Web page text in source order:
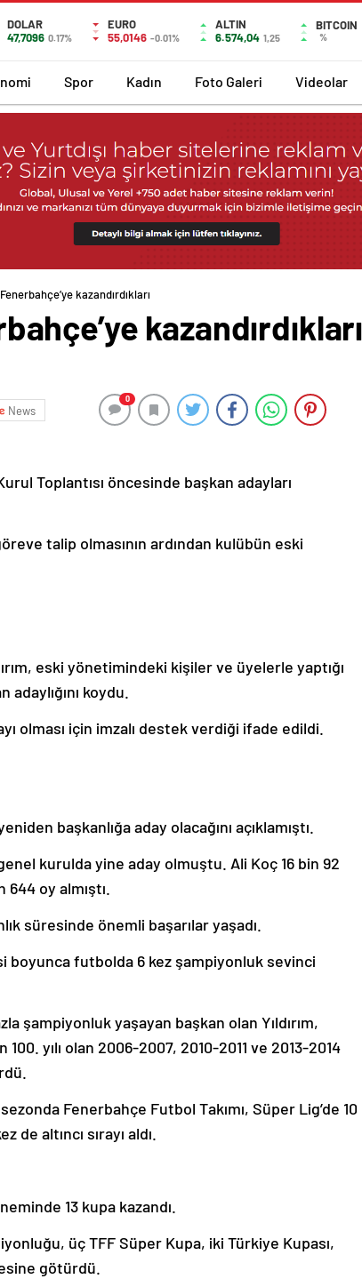
DOLAR
47,7096 0.17%
EURO
55,0146 -0.01%
ALTIN
6.574,04 1,25
BITCOIN
%
Spor Kadın Foto Galeri Videolar
Fenerbahçe’ye kazandırdıkları
kazandırdıkları
News
0
Toplantısı öncesinde başkan adayları
talip olmasının ardından kulübün eski
eski yönetimindeki kişiler ve üyelerle yaptığı
koydu.
olması için imzalı destek verdiği ifade edildi.
başkanlığa aday olacağını açıklamıştı.
kurulda yine aday olmuştu. Ali Koç 16 bin 92
644 oy almıştı.
süresinde önemli başarılar yaşadı.
boyunca futbolda 6 kez şampiyonluk sevinci
şampiyonluk yaşayan başkan olan Yıldırım,
yılı olan 2006-2007, 2010-2011 ve 2013-2014
sezonda Fenerbahçe Futbol Takımı, Süper Lig’de 10
altıncı sırayı aldı.
13 kupa kazandı.
üç TFF Süper Kupa, iki Türkiye Kupası,
götürdü.